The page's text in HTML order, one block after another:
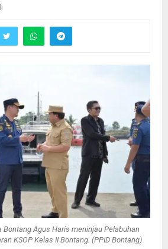
Bontang Agus Haris meninjau Pelabuhan
KSOP Kelas II Bontang. (PPID Bontang)